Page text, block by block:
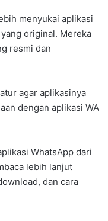
menyukai aplikasi
original. Mereka
resmi dan
agar aplikasinya
dengan aplikasi WA
WhatsApp dari
lebih lanjut
dan cara